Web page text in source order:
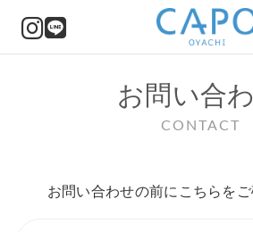
EVENT
イベント
ニュース
お問い合
CONTACT
お問い合わせの前にこちらをご